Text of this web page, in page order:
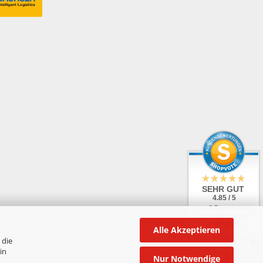
die
Alle Akzeptieren
Nur Notwendige
SEHR GUT
4.85 / 5
aus 8 Bewertungen